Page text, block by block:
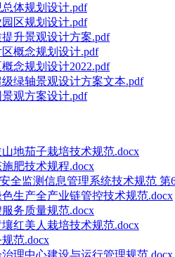
体规划设计.pdf
区规划设计.pdf
升景观设计方案.pdf
概念规划设计.pdf
念规划设计2022.pdf
绿轴景观设计方案文本.pdf
观方案设计.pdf
山地茄子栽培技术规范.docx
施肥技术规程.docx
安全监测信息管理系统技术规范
色生产全产业链管控技术规范.docx
服务质量规范.docx
壤红美人栽培技术规范.docx
规范.docx